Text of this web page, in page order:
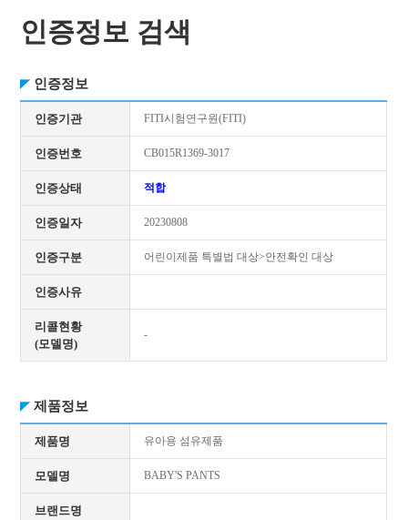
인증정보 검색
인증정보
인증기관 FITI시험연구원(FITI)
인증번호 CB015R1369-3017
인증상태 적합
인증일자 20230808
인증구분 어린이제품 특별법 대상>안전확인 대상
인증사유
리콜현황
(모델명)
-
제품정보
제품명 유아용 섬유제품
모델명 BABY'S PANTS
브랜드명